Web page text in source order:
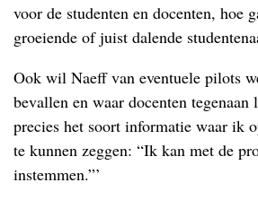
voor de studenten en docenten, hoe
groeiende of juist dalende
Ook wil Naeff van eventuele pilots
bevallen en waar docenten tegenaan
precies het soort informatie waar ik
te kunnen zeggen: “Ik kan met de
instemmen.”’